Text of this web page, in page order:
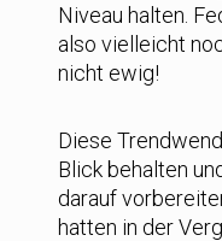
Niveau halten.
also vielleicht
nicht ewig!
Diese
Blick behalten
darauf
hatten in der